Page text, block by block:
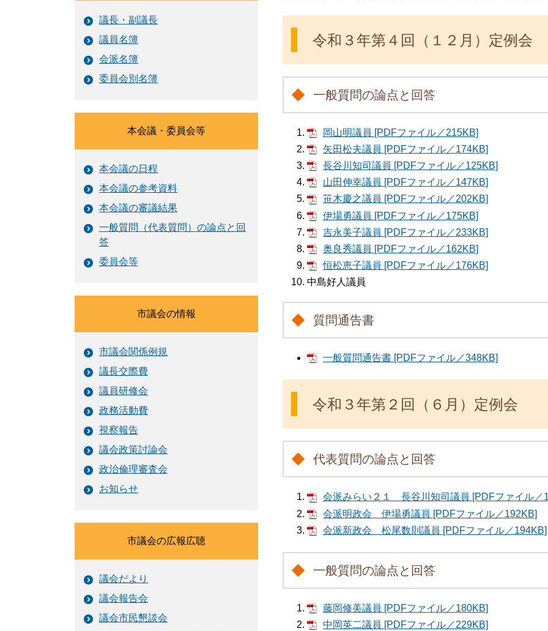
令和３年第４回（１２月）定例会
一般質問の論点と回答
岡山明議員 [PDFファイル／215KB]
矢田松夫議員 [PDFファイル／174KB]
長谷川知司議員 [PDFファイル／125KB]
山田伸幸議員 [PDFファイル／147KB]
笹木慶之議員 [PDFファイル／202KB]
伊場勇議員 [PDFファイル／175KB]
吉永美子議員 [PDFファイル／233KB]
奥良秀議員 [PDFファイル／162KB]
恒松恵子議員 [PDFファイル／176KB]
中島好人議員
質問通告書
一般質問通告書 [PDFファイル／348KB]
令和３年第２回（６月）定例会
代表質問の論点と回答
会派みらい２１ 長谷川知司議員 [PDFファイル／
会派明政会 伊場勇議員 [PDFファイル／192KB]
会派新政会 松尾数則議員 [PDFファイル／194KB]
一般質問の論点と回答
藤岡修美議員 [PDFファイル／180KB]
中岡英二議員 [PDFファイル／229KB]
議長・副議長
議員名簿
会派名簿
委員会別名簿
本会議・委員会等
本会議の日程
本会議の参考資料
本会議の審議結果
一般質問（代表質問）の論点と回
答
委員会等
市議会の情報
市議会関係例規
議長交際費
議員研修会
政務活動費
視察報告
議会政策討論会
政治倫理審査会
お知らせ
市議会の広報広聴
議会だより
議会報告会
議会市民懇談会